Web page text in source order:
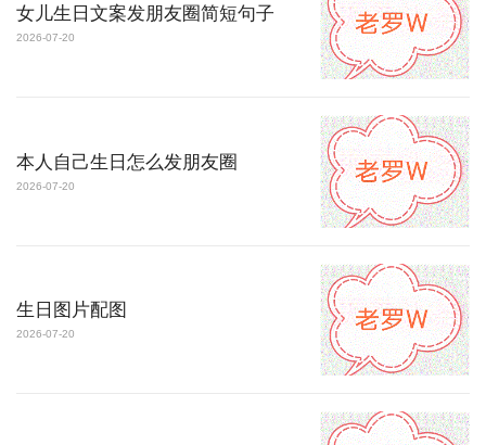
女儿生日文案发朋友圈简短句子
2026-07-20
本人自己生日怎么发朋友圈
2026-07-20
生日图片配图
2026-07-20